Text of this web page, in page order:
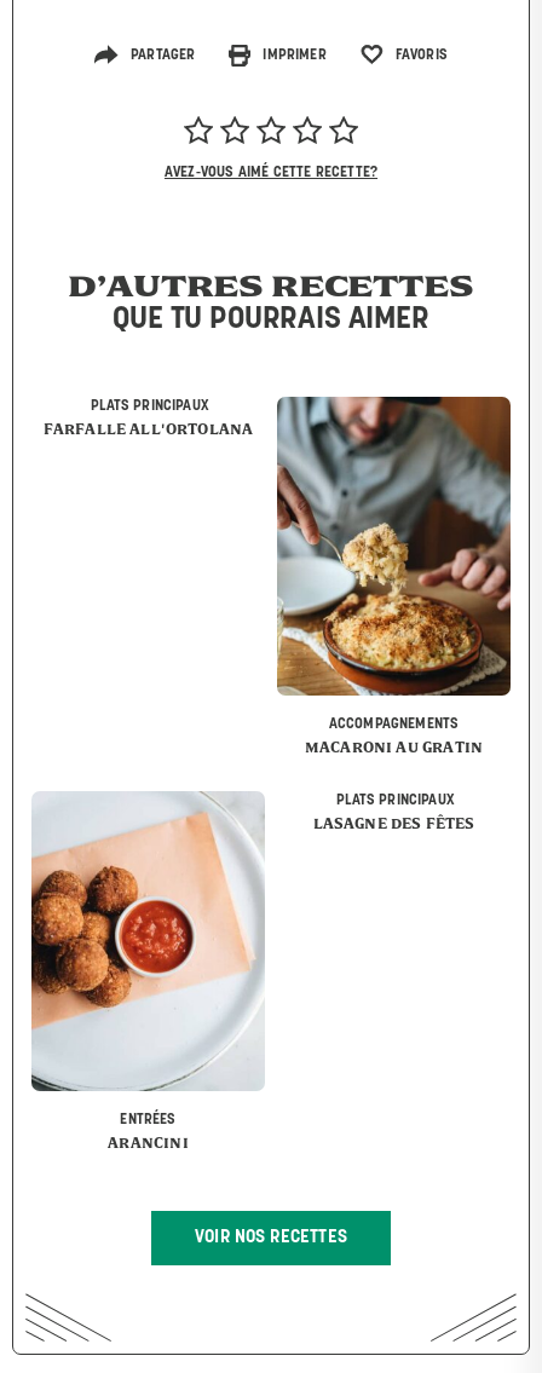
PARTAGER IMPRIMER FAVORIS
AVEZ-VOUS AIMÉ CETTE RECETTE?
D’AUTRES RECETTES
QUE TU POURRAIS AIMER
PLATS PRINCIPAUX
FARFALLE ALL'ORTOLANA
ACCOMPAGNEMENTS
MACARONI AU GRATIN
ENTRÉES
ARANCINI
PLATS PRINCIPAUX
LASAGNE DES FÊTES
VOIR NOS RECETTES